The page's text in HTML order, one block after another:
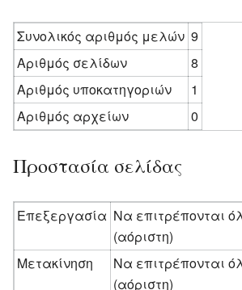
Συνολικός αριθμός μελών 9
Αριθμός σελίδων
8
Αριθμός υποκατηγοριών
1
Αριθμός αρχείων
0
Προστασία σελίδας
Επεξεργασία Να επιτρέπονται
(αόριστη)
Μετακίνηση
Να επιτρέπονται
(αόριστη)